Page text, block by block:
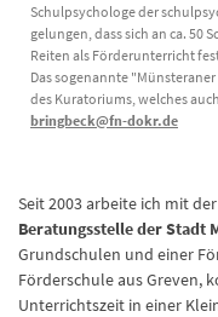
Schulpsychologe der
gelungen, dass sich an ca. 50
Reiten als Förderunterricht
Das sogenannte
des Kuratoriums, welches
bringbeck@fn-dokr.de
Seit 2003 arbeite ich mit der
Beratungsstelle der Stadt
Grundschulen und einer
Förderschule aus Greven,
Unterrichtszeit in einer